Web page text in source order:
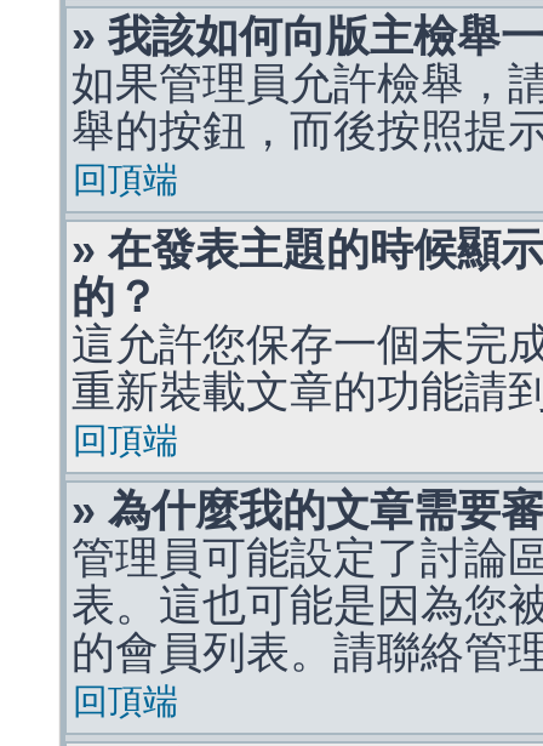
» 我該如何向版主檢舉
如果管理員允許檢舉，
舉的按鈕，而後按照提
回頂端
» 在發表主題的時候顯
的？
這允許您保存一個未完
重新裝載文章的功能請
回頂端
» 為什麼我的文章需要
管理員可能設定了討論
表。這也可能是因為您
的會員列表。請聯絡管
回頂端